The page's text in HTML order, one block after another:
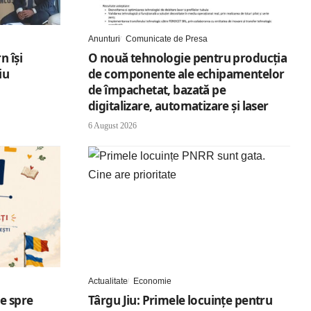
își
Anunturi Comunicate de Presa
O nouă tehnologie pentru producția
de componente ale echipamentelor
de împachetat, bazată pe
digitalizare, automatizare și laser
6 August 2026
spre
Actualitate Economie
Târgu Jiu: Primele locuințe pentru